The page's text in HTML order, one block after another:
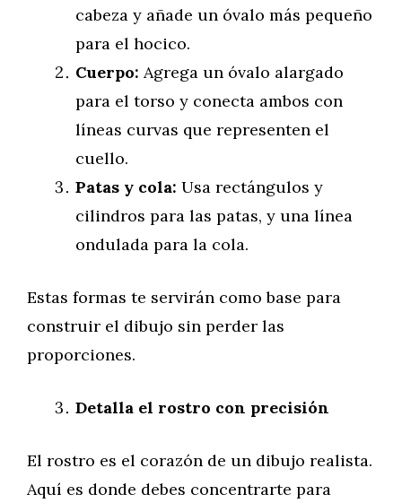
cabeza y añade un óvalo más pequeño
para el hocico.
Cuerpo: Agrega un óvalo alargado
para el torso y conecta ambos con
líneas curvas que representen el
cuello.
Patas y cola: Usa rectángulos y
cilindros para las patas, y una línea
ondulada para la cola.
Estas formas te servirán como base para
construir el dibujo sin perder las
proporciones.
Detalla el rostro con precisión
El rostro es el corazón de un dibujo realista.
Aquí es donde debes concentrarte para